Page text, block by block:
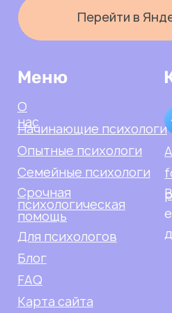
Договор оферты психологи
Договор оферты клиенты
© 2025-2026, Перемена
ИП Подгорная Регина
Равилевна
ИНН: 562503421057
Согласие на обработку данных
Документы